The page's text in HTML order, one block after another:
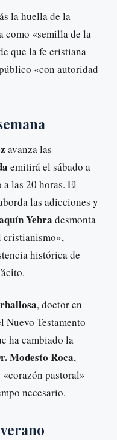
la huella de la
como «semilla de la
que la fe cristiana
«con autoridad
avanza las
emitirá el sábado a
las 20 horas. El
las adicciones y
Yebra desmonta
cristianismo»,
histórica de
, doctor en
Nuevo Testamento
ha cambiado la
Modesto Roca,
pastoral»
necesario.